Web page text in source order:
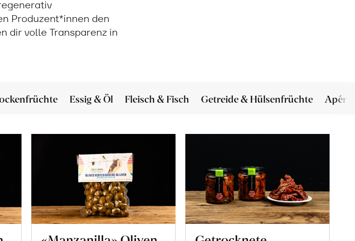
Produzent*innen den
dir volle Transparenz in
Essig & Öl Fleisch & Fisch Getreide & Hülsenfrüchte Apéro